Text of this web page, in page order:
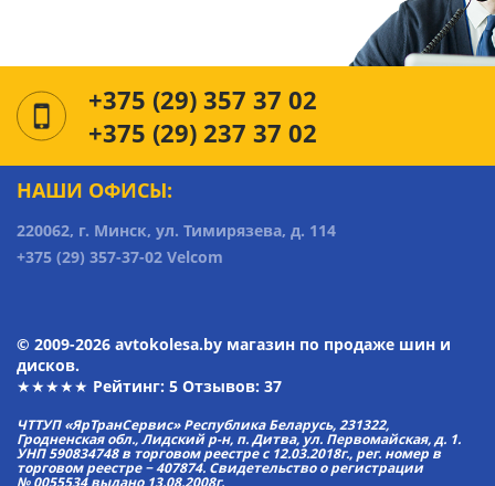
+375 (29) 357 37 02
+375 (29) 237 37 02
НАШИ ОФИСЫ:
220062, г. Минск, ул. Тимирязева, д. 114
+375 (29) 357-37-02 Velcom
© 2009-2026 avtokolesa.by магазин по продаже шин и
дисков.
★★★★★ Рейтинг: 5 Отзывов: 37
ЧТТУП «ЯрТранСервис» Республика Беларусь, 231322,
Гродненская обл., Лидский р-н, п. Дитва, ул. Первомайская, д. 1.
УНП 590834748 в торговом реестре с 12.03.2018г., рег. номер в
торговом реестре − 407874. Свидетельство о регистрации
№ 0055534 выдано 13.08.2008г.